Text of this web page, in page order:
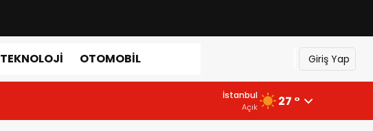
TEKNOLOJI OTOMOBIL Giriş Yap
İstanbul
Açık 27 °